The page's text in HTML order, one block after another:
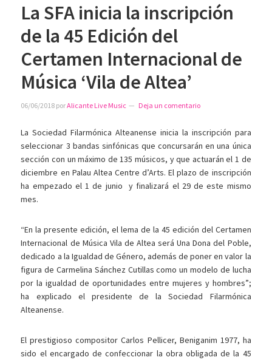
La SFA inicia la inscripción
de la 45 Edición del
Certamen Internacional de
Música ‘Vila de Altea’
06/06/2018 porAlicante Live Music Deja un comentario
La Sociedad Filarmónica Alteanense inicia la inscripción para
seleccionar 3 bandas sinfónicas que concursarán en una única
sección con un máximo de 135 músicos, y que actuarán el 1 de
diciembre en Palau Altea Centre d’Arts. El plazo de inscripción
ha empezado el 1 de junio y finalizará el 29 de este mismo
mes.
“En la presente edición, el lema de la 45 edición del Certamen
Internacional de Música Vila de Altea será Una Dona del Poble,
dedicado a la Igualdad de Género, además de poner en valor la
figura de Carmelina Sánchez Cutillas como un modelo de lucha
por la igualdad de oportunidades entre mujeres y hombres”;
ha explicado el presidente de la Sociedad Filarmónica
Alteanense.
El prestigioso compositor Carlos Pellicer, Beniganim 1977, ha
sido el encargado de confeccionar la obra obligada de la 45